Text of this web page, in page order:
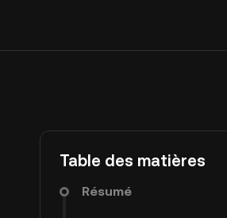
Table des matières
Résumé